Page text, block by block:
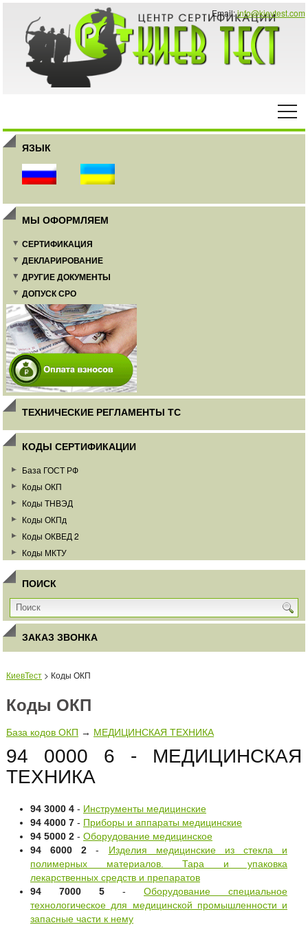
Email:info@kievtest.com
ЯЗЫК
МЫ ОФОРМЛЯЕМ
СЕРТИФИКАЦИЯ
ДЕКЛАРИРОВАНИЕ
ДРУГИЕ ДОКУМЕНТЫ
ДОПУСК СРО
ТЕХНИЧЕСКИЕ РЕГЛАМЕНТЫ ТС
КОДЫ СЕРТИФИКАЦИИ
База ГОСТ РФ
Коды ОКП
Коды ТНВЭД
Коды ОКПд
Коды ОКВЕД 2
Коды МКТУ
ПОИСК
ЗАКАЗ ЗВОНКА
КиевТест > Коды ОКП
Коды ОКП
База кодов ОКП → МЕДИЦИНСКАЯ ТЕХНИКА
94 0000 6 - МЕДИЦИНСКАЯ
ТЕХНИКА
94 3000 4 - Инструменты медицинские
94 4000 7 - Приборы и аппараты медицинские
94 5000 2 - Оборудование медицинское
94 6000 2 - Изделия медицинские из стекла и
полимерных материалов. Тара и упаковка
лекарственных средств и препаратов
94 7000 5 - Оборудование специальное
технологическое для медицинской промышленности и
запасные части к нему